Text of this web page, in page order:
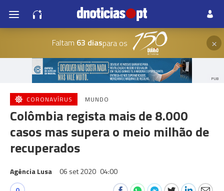
Faltam 63 diaspara os ×
PUB
CORONAVÍRUS MUNDO
Colômbia regista mais de 8.000
casos mas supera o meio milhão de
recuperados
Agência Lusa 06 set 2020 04:00